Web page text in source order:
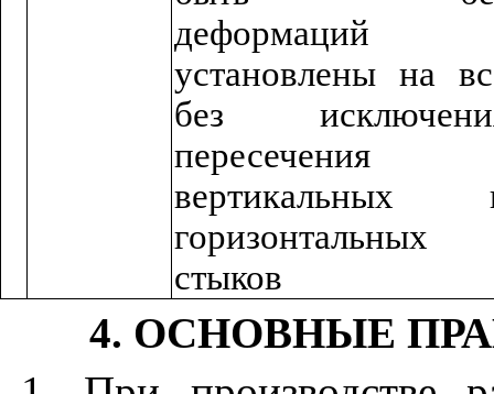
деформаций
установлены на
без
пересечения
вертикальных
горизонтальных
стыков
4. ОСНОВНЫЕ